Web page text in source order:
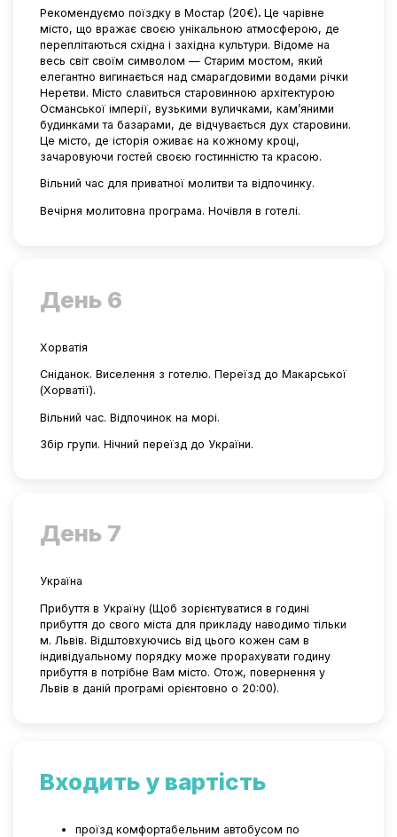
Рекомендуємо поїздку в Мостар (20€). Це чарівне
місто, що вражає своєю унікальною атмосферою, де
переплітаються східна і західна культури. Відоме на
весь світ своїм символом — Старим мостом, який
елегантно вигинається над смарагдовими водами річки
Неретви. Місто славиться старовинною архітектурою
Османської імперії, вузькими вуличками, кам’яними
будинками та базарами, де відчувається дух старовини.
Це місто, де історія оживає на кожному кроці,
зачаровуючи гостей своєю гостинністю та красою.
Вільний час для приватної молитви та відпочинку.
Вечірня молитовна програма. Ночівля в готелі.
День 6
Хорватія
Сніданок. Виселення з готелю. Переїзд до Макарської
(Хорватії).
Вільний час. Відпочинок на морі.
Збір групи. Нічний переїзд до України.
День 7
Україна
Прибуття в Україну (Щоб зорієнтуватися в годині
прибуття до свого міста для прикладу наводимо тільки
м. Львів. Відштовхуючись від цього кожен сам в
індивідуальному порядку може прорахувати годину
прибуття в потрібне Вам місто. Отож, повернення у
Львів в даній програмі орієнтовно о 20:00).
Входить у вартість
проїзд комфортабельним автобусом по